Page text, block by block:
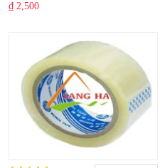
₫ 2,500